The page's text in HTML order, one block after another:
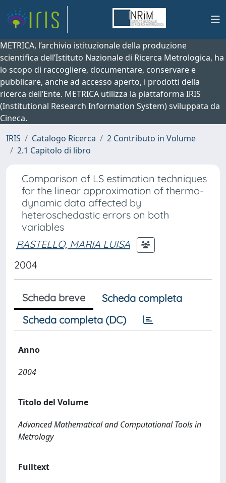
METRICA, l’archivio istituzionale della produzione
scientifica dell’Istituto Nazionale di Ricerca Metrologica, ha
lo scopo di raccogliere, documentare, conservare e
pubblicare, anche ad accesso aperto, i prodotti della
ricerca dell’Ente. METRICA utilizza la piattaforma IRIS
(Institutional Research Information System) sviluppata da
Cineca.
IRIS
Catalogo Ricerca
2 Contributo in Volume
2.1 Capitolo di libro
Comparison of LS estimation techniques
for the linear approximation of thermo-
dynamic data affected by
heteroschedastic errors on both
variables
RASTELLO, MARIA LUISA
2004
Scheda breve
Scheda completa
Scheda completa (DC)
Anno
2004
Titolo del Volume
Advanced Mathematical and Computational Tools in
Metrology
Fulltext